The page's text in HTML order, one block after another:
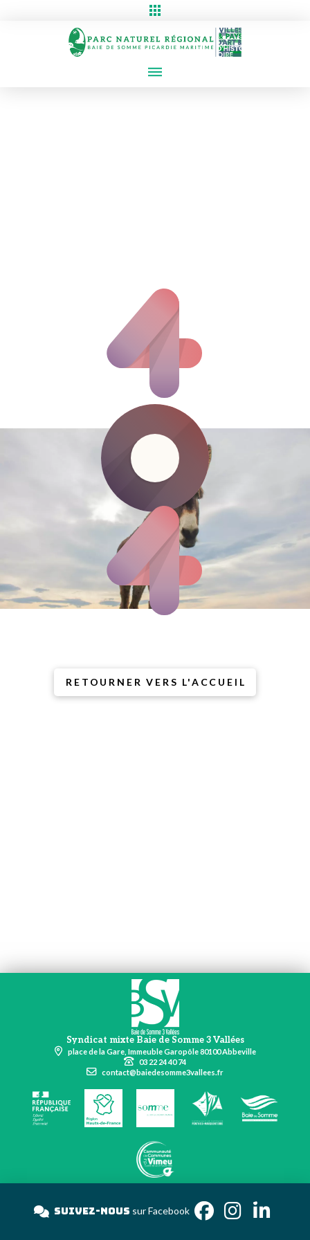
Erreur
RETOURNER VERS L'ACCUEIL
Syndicat mixte Baie de Somme 3 Vallées
place de la Gare, Immeuble Garopôle 80100 Abbeville
03 22 24 40 74
contact@baiedesomme3vallees.fr
Suivez-nous sur Facebook